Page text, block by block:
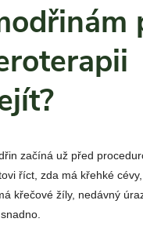
začíná už před
říct, zda má křehké
křečové žíly, nedávný